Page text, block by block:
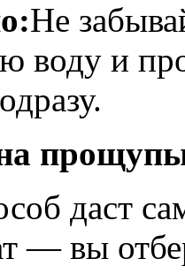
Не
воду и
даст
— вы